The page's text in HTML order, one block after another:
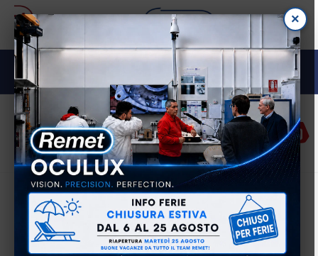
Direkt
zum
Inhalt
M E TA L L O G R A F I A
Einloggen
IL NOSTRO GRUPPO
×